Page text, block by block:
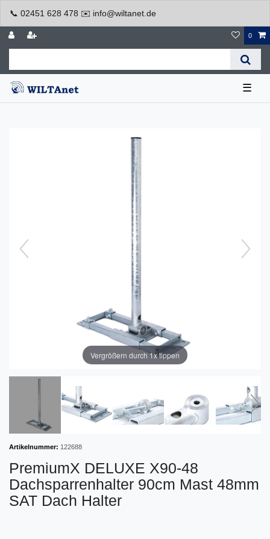
📞 02451 628 478 ✉️ info@wiltanet.de
0
☰
Vergrößern durch 1x tippen
Artikelnummer: 122688
PremiumX DELUXE X90-48
Dachsparrenhalter 90cm Mast 48mm
SAT Dach Halter